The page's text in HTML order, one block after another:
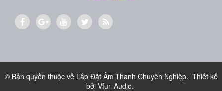
700.000 VND
© Bản quyền thuộc về Lắp Đặt Âm Thanh Chuyên Nghiệp. Thiết kế
bởi Vfun Audio.